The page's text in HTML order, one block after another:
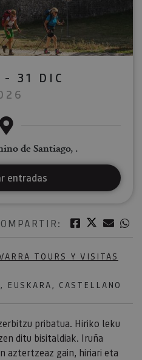
Facebook
Twitter
TOURS Y VISITAS
EUSKARA, CASTELLANO
pribatua. Hiriko leku
ditu bisitaldiak. Iruña
aztertzeaz gain, hiriari eta
- 31 DIC
de Santiago, .
entradas